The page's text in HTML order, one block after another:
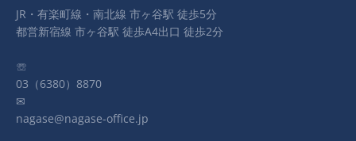
JR・有楽町線・南北線 市ヶ谷駅 徒歩5分
都営新宿線 市ヶ谷駅 徒歩A4出口 徒歩2分
☏
03（6380）8870
✉
nagase@nagase-office.jp